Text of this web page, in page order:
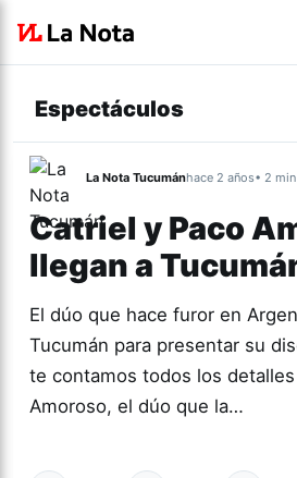
Espectáculos
La Nota Tucumánhace 2 años• 2
Catriel y Paco
llegan a
El dúo que hace furor en
Tucumán para presentar su
te contamos todos los
Amoroso, el dúo que la…